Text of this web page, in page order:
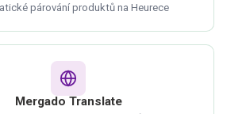
párování produktů na Heurece
Mergado Translate